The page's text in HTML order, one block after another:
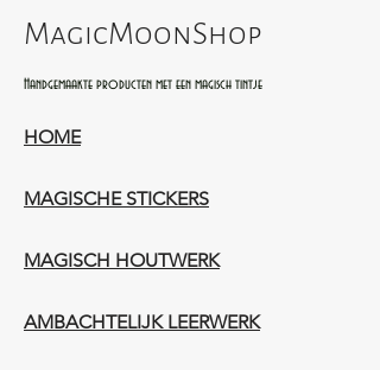
MagicMoonShop
Handgemaakte producten met een magisch tintje
HOME
MAGISCHE STICKERS
MAGISCH HOUTWERK
AMBACHTELIJK LEERWERK​